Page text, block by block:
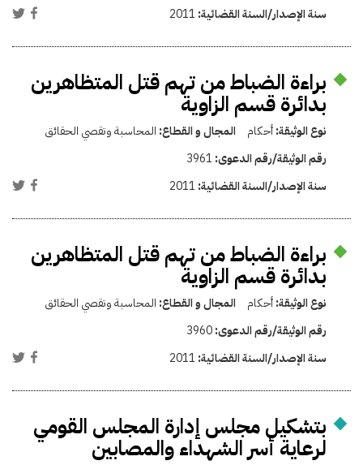
سنة الإصدار/السنة القضائية: 2011
براءة الضباط من تهم قتل المتظاهرين
بدائرة قسم الزاوية
نوع الوثيقة:أحكام المجال و القطاع: المحاسبة وتقصي الحقائق
رقم الوثيقة/رقم الدعوى: 3961
سنة الإصدار/السنة القضائية: 2011
براءة الضباط من تهم قتل المتظاهرين
بدائرة قسم الزاوية
نوع الوثيقة:أحكام المجال و القطاع: المحاسبة وتقصي الحقائق
رقم الوثيقة/رقم الدعوى:3960
سنة الإصدار/السنة القضائية: 2011
بتشكيل مجلس إدارة المجلس القومي
لرعاية أسر الشهداء والمصابين